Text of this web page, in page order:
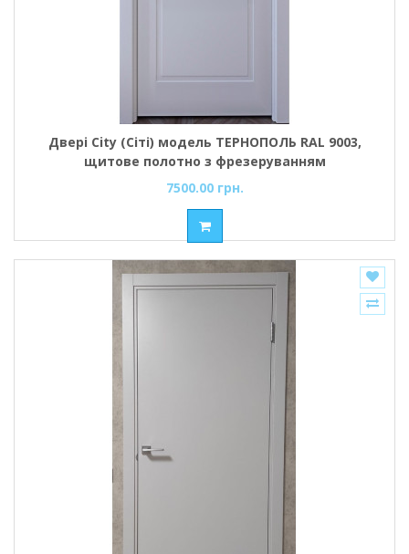
Двері City (Сіті) модель ТЕРНОПОЛЬ RAL 9003,
щитове полотно з фрезеруванням
7500.00 грн.